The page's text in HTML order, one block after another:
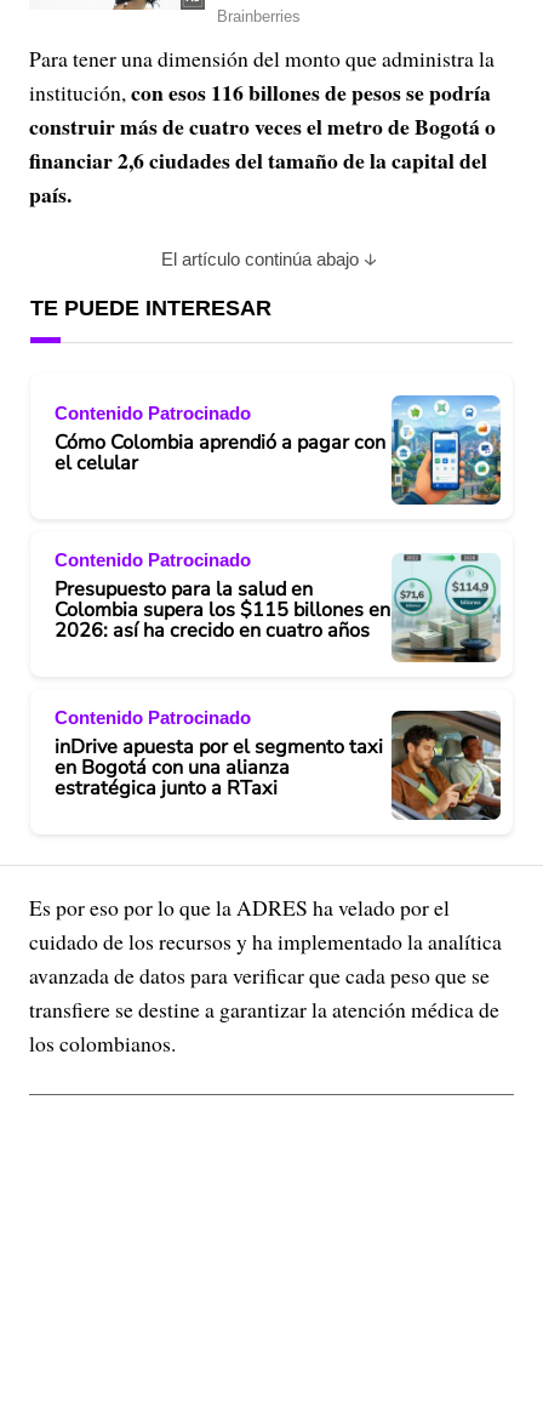
Para tener una dimensión del monto que administra la
institución,con esos 116 billones de pesos se podría
construir más de cuatro veces el metro de Bogotá o
financiar 2,6 ciudades del tamaño de la capital del
país.
El artículo continúa abajo
TE PUEDE INTERESAR
Contenido Patrocinado
Cómo Colombia aprendió a pagar con
el celular
Contenido Patrocinado
Presupuesto para la salud en
Colombia supera los $115 billones en
2026: así ha crecido en cuatro años
Contenido Patrocinado
inDrive apuesta por el segmento taxi
en Bogotá con una alianza
estratégica junto a RTaxi
Es por eso por lo que la ADRES ha velado por el
cuidado de los recursos y ha implementado la analítica
avanzada de datos para verificar que cada peso que se
transfiere se destine a garantizar la atención médica de
los colombianos.